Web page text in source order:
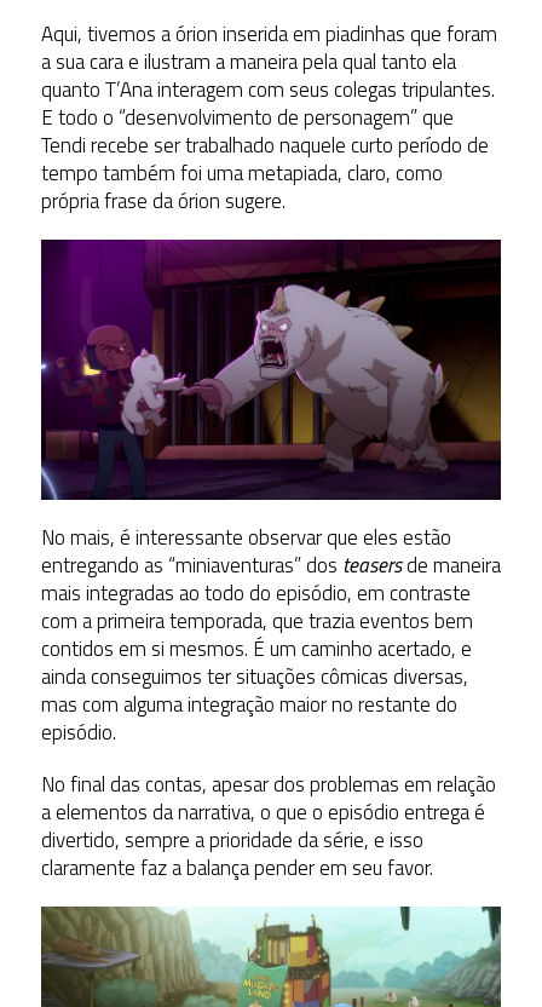
Aqui, tivemos a órion inserida em piadinhas que foram
a sua cara e ilustram a maneira pela qual tanto ela
quanto T’Ana interagem com seus colegas tripulantes.
E todo o “desenvolvimento de personagem” que
Tendi recebe ser trabalhado naquele curto período de
tempo também foi uma metapiada, claro, como
própria frase da órion sugere.
No mais, é interessante observar que eles estão
entregando as “miniaventuras” dos teasersde maneira
mais integradas ao todo do episódio, em contraste
com a primeira temporada, que trazia eventos bem
contidos em si mesmos. É um caminho acertado, e
ainda conseguimos ter situações cômicas diversas,
mas com alguma integração maior no restante do
episódio.
No final das contas, apesar dos problemas em relação
a elementos da narrativa, o que o episódio entrega é
divertido, sempre a prioridade da série, e isso
claramente faz a balança pender em seu favor.